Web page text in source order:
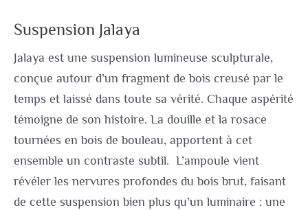
Suspension Jalaya
Jalaya est une suspension lumineuse sculpturale,
conçue autour d’un fragment de bois creusé par le
temps et laissé dans toute sa vérité. Chaque aspérité
témoigne de son histoire. La douille et la rosace
tournées en bois de bouleau, apportent à cet
ensemble un contraste subtil. L’ampoule vient
révéler les nervures profondes du bois brut, faisant
de cette suspension bien plus qu’un luminaire : une